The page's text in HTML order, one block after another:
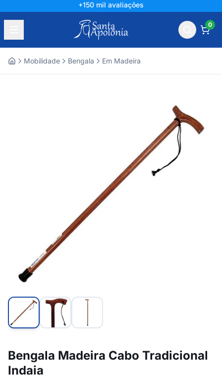
+150 mil avaliações
0
Mobilidade Bengala Em Madeira
Bengala Madeira Cabo Tradicional
Indaia